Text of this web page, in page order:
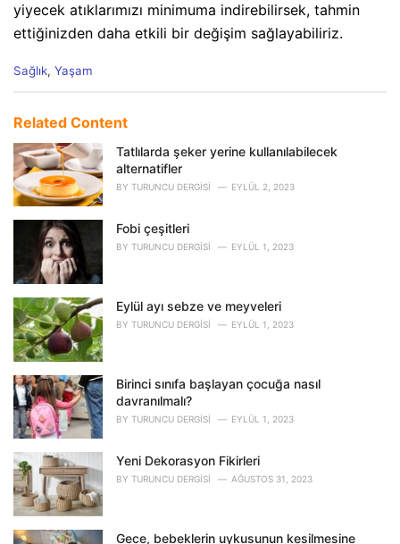
yiyecek atıklarımızı minimuma indirebilirsek, tahmin
ettiğinizden daha etkili bir değişim sağlayabiliriz.
C
e
o
r
i
e
Sağlık, Yaşam
Related Content
Tatlılarda şeker yerine kullanılabilecek
alternatifler
BY TURUNCU DERGISI EYLÜL 2, 2023
Fobi çeşitleri
BY TURUNCU DERGISI EYLÜL 1, 2023
Eylül ayı sebze ve meyveleri
BY TURUNCU DERGISI EYLÜL 1, 2023
Birinci sınıfa başlayan çocuğa nasıl
davranılmalı?
BY TURUNCU DERGISI EYLÜL 1, 2023
Yeni Dekorasyon Fikirleri
BY TURUNCU DERGISI AĞUSTOS 31, 2023
Gece, bebeklerin uykusunun kesilmesine